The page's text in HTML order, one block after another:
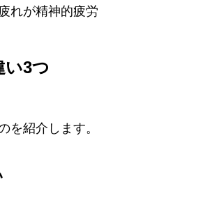
れが精神的疲労
い3つ
を紹介します。